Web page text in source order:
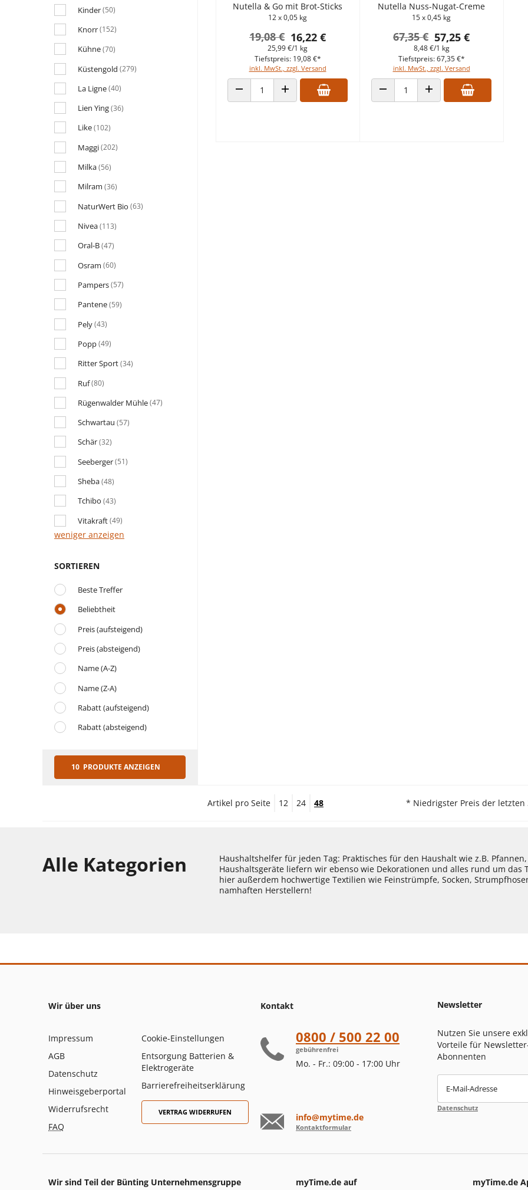
Kinder(50)
Knorr(152)
Kühne(70)
Küstengold (279)
La Ligne(40)
Lien Ying(36)
Like(102)
Maggi(202)
Milka(56)
Milram (36)
NaturWert Bio (63)
Nivea(113)
Oral-B(47)
Osram (60)
Pampers(57)
Pantene(59)
Pely(43)
Popp(49)
Ritter Sport(34)
Ruf(80)
Rügenwalder Mühle(47)
Schwartau (57)
Schär(32)
Seeberger(51)
Sheba(48)
Tchibo (43)
Vitakraft(49)
weniger anzeigen
SORTIEREN
Beste Treffer
Beliebtheit
Preis (aufsteigend)
Preis (absteigend)
Name (A-Z)
Name (Z-A)
Rabatt (aufsteigend)
Rabatt (absteigend)
10 PRODUKTE ANZEIGEN
Nutella & Go mit Brot-Sticks
12 x 0,05 kg
16,22 €
19,08 €
25,99 €/1 kg
inkl. MwSt., zzgl. Versand
Tiefstpreis: 19,08 €*
ANZAHL VERRINGERNANZAHL ERHÖHEN
Nutella Nuss-Nugat-Creme
15 x 0,45 kg
57,25 €
67,35 €
8,48 €/1 kg
inkl. MwSt., zzgl. Versand
Tiefstpreis: 67,35 €*
ANZAHL VERRINGERNANZAHL ERHÖHEN
Artikel pro Seite 12 24 48 * Niedrigster Preis der letzten
Alle Kategorien
Haushaltshelfer für jeden Tag: Praktisches für den Haushalt wie z.B.
Haushaltsgeräte liefern wir ebenso wie Dekorationen und alles rund um das
hier außerdem hochwertige Textilien wie Feinstrümpfe, Socken,
namhaften Herstellern!
Wir über uns
Impressum
AGB
Datenschutz
Hinweisgeberportal
Widerrufsrecht
FAQ
Cookie-Einstellungen
Entsorgung Batterien &
Elektrogeräte
Barrierefreiheitserklärung
VERTRAG WIDERRUFEN
Kontakt
0800 / 500 22 00
gebührenfrei
Mo. - Fr.: 09:00 - 17:00 Uhr
info@mytime.de
Kontaktformular
Newsletter
Nutzen Sie unsere
Vorteile für
Abonnenten
E-Mail-Adresse
Datenschutz
Wir sind Teil der Bünting Unternehmensgruppe myTime.de auf myTime.de